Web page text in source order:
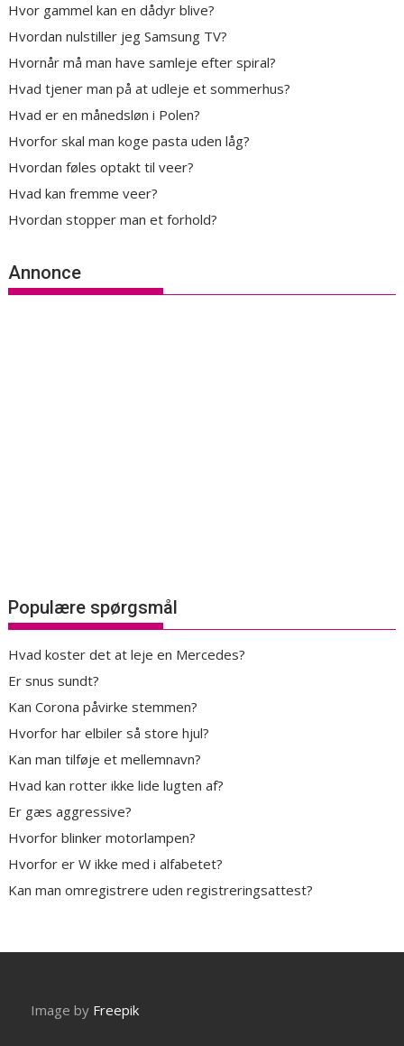
Hvor gammel kan en dådyr blive?
Hvordan nulstiller jeg Samsung TV?
Hvornår må man have samleje efter spiral?
Hvad tjener man på at udleje et sommerhus?
Hvad er en månedsløn i Polen?
Hvorfor skal man koge pasta uden låg?
Hvordan føles optakt til veer?
Hvad kan fremme veer?
Hvordan stopper man et forhold?
Annonce
Populære spørgsmål
Hvad koster det at leje en Mercedes?
Er snus sundt?
Kan Corona påvirke stemmen?
Hvorfor har elbiler så store hjul?
Kan man tilføje et mellemnavn?
Hvad kan rotter ikke lide lugten af?
Er gæs aggressive?
Hvorfor blinker motorlampen?
Hvorfor er W ikke med i alfabetet?
Kan man omregistrere uden registreringsattest?
Image by Freepik